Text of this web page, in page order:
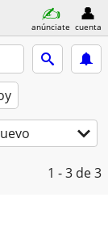
anúnciate cuenta
1 - 3 de 3